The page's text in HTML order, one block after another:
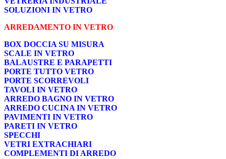
SOLUZIONI IN VETRO
ARREDAMENTO IN VETRO
BOX DOCCIA SU MISURA
SCALE IN VETRO
BALAUSTRE E PARAPETTI
PORTE TUTTO VETRO
PORTE SCORREVOLI
TAVOLI IN VETRO
ARREDO BAGNO IN VETRO
ARREDO CUCINA IN VETRO
PAVIMENTI IN VETRO
PARETI IN VETRO
SPECCHI
VETRI EXTRACHIARI
COMPLEMENTI DI ARREDO